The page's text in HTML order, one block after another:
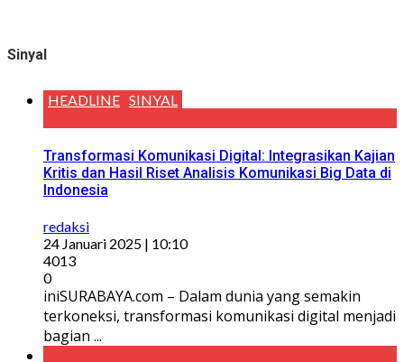
Sinyal
HEADLINE SINYAL
Transformasi Komunikasi Digital: Integrasikan Kajian
Kritis dan Hasil Riset Analisis Komunikasi Big Data di
Indonesia
redaksi
24 Januari 2025 | 10:10
4013
0
iniSURABAYA.com – Dalam dunia yang semakin
terkoneksi, transformasi komunikasi digital menjadi
bagian ...